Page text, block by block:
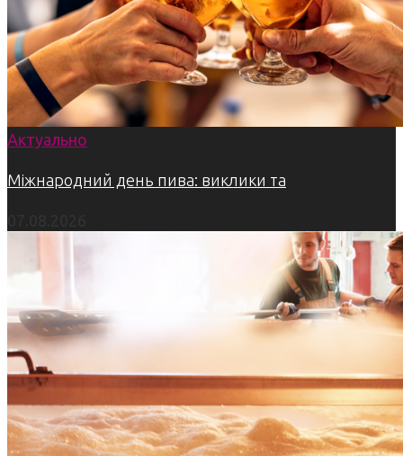
Актуально
Міжнародний день пива: виклики та